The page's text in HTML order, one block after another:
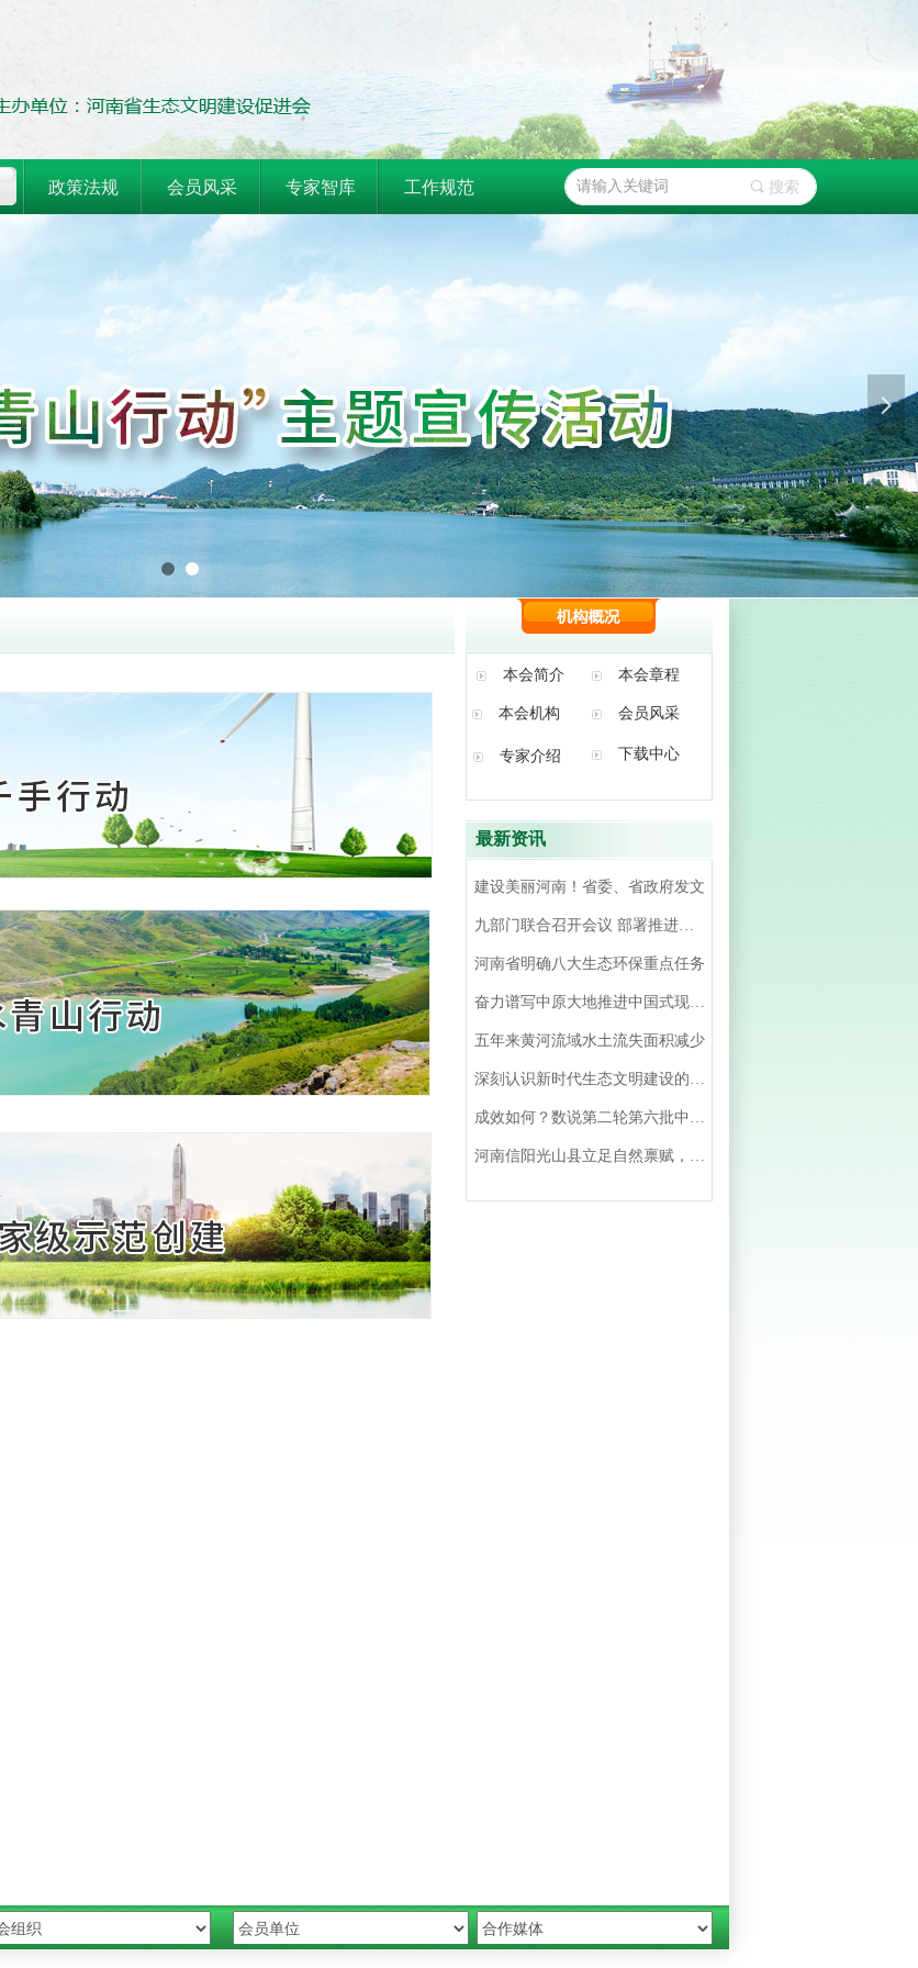
政策法规 会员风采 专家智库 工作规范 끠 搜索
넲
本会简介 本会章程
专家介绍
会员风采
本会机构
下载中心
建设美丽河南！省委、省政府发文
九部门联合召开会议 部署推进全省机动车环境监管工作
河南省明确八大生态环保重点任务
奋力谱写中原大地推进中国式现代化新篇章
五年来黄河流域水土流失面积减少
深刻认识新时代生态文明建设的‘’四个重大转变‘’
成效如何？数说第二轮第六批中央督察整改情况│图客
河南信阳光山县立足自然禀赋，延伸产业链条，发展生态旅游——油茶飘香 硕果满园（美丽中国）
最新资讯